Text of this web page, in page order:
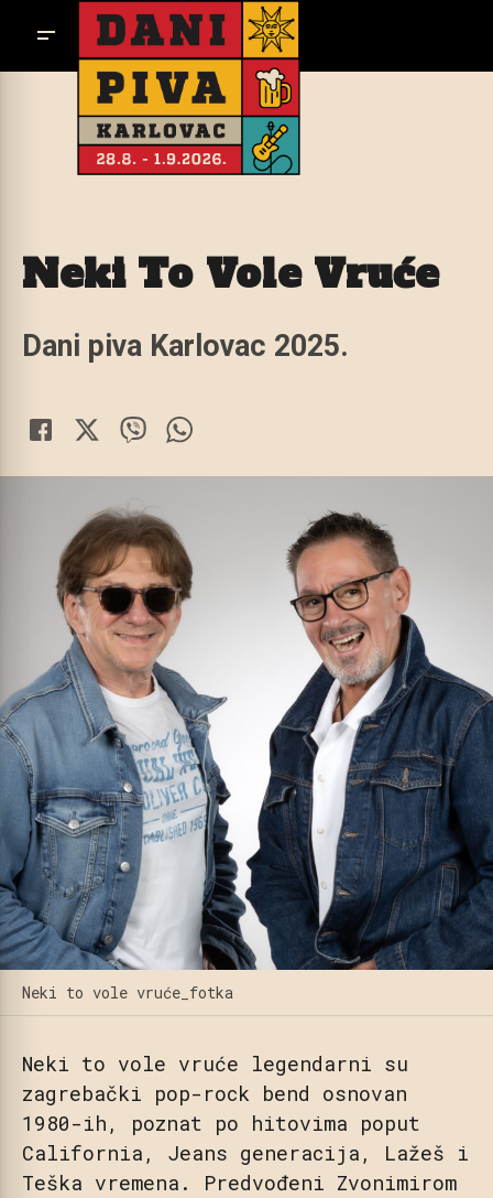
Neki To Vole Vruće
Dani piva Karlovac 2025.
Neki to vole vruće_fotka
Neki to vole vruće legendarni su
zagrebački pop-rock bend osnovan
1980-ih, poznat po hitovima poput
California, Jeans generacija, Lažeš i
Teška vremena. Predvođeni Zvonimirom